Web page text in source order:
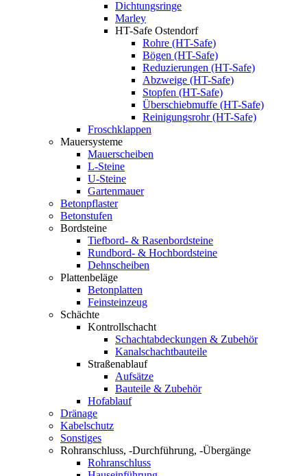
Dichtungsringe
Marley
HT-Safe Ostendorf
Rohre (HT-Safe)
Bögen (HT-Safe)
Reduzierungen (HT-Safe)
Abzweige (HT-Safe)
Stopfen (HT-Safe)
Überschiebmuffe (HT-Safe)
Reinigungsrohr (HT-Safe)
Froschklappen
Mauersysteme
Mauerscheiben
L-Steine
U-Steine
Gartenmauer
Betonpflaster
Betonstufen
Bordsteine
Tiefbord- & Rasenbordsteine
Rundbord- & Hochbordsteine
Dehnscheiben
Plattenbeläge
Betonplatten
Feinsteinzeug
Schächte
Kontrollschacht
Schachtabdeckungen & Zubehör
Kanalschachtbauteile
Straßenablauf
Aufsätze
Bauteile & Zubehör
Hofablauf
Dränage
Kabelschutz
Sonstiges
Rohranschluss, -Durchführung, -Übergänge
Rohranschluss